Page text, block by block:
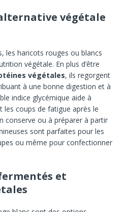
végétale
les haricots rouges ou blancs
végétale. En plus d’être
végétales, ils regorgent
à une bonne digestion et à
indice glycémique aide à
les coups de fatigue après le
conserve ou à préparer à partir
sont parfaites pour les
ou même pour confectionner
et